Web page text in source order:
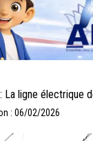
La ligne
: 06/02/2026